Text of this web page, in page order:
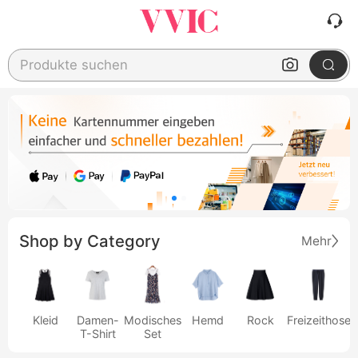
Produkte suchen
Shop by Category Mehr
Kleid
Damen-
T-Shirt
Modisches
Set
Hemd Rock Freizeithose